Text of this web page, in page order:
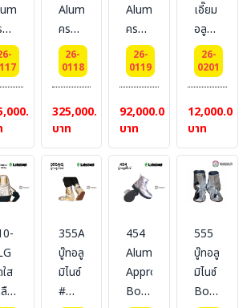
อม
Aluminize
ครบ
SET
พร้อม
ที่ใส่
SCBA
#
LAKELAND
26-
0118
325,000.00
บาท
Aluminize
ครบ
SET
#LAKELAND
26-
0119
92,000.00
บาท
เอี๊ยม
อลูมิ
ไนซ์
แบบ
ผูก
เชือก
26-
0201
12,000.00
บาท
ส
อบ
355AG
บู๊ทอลู
มิไนซ์
#
454
Aluminized
Approach
Boot
555
บู๊ทอลู
มิไนซ์
Boots